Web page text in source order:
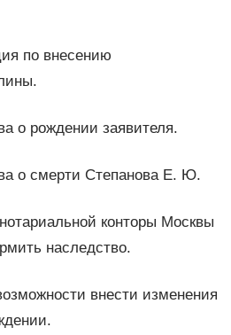
по внесению
о рождении заявителя.
о смерти Степанова Е. Ю.
конторы Москвы
наследство.
внести изменения